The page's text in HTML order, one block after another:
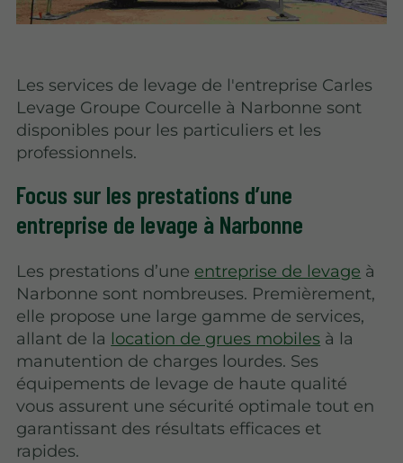
Les services de levage de l'entreprise Carles
Levage Groupe Courcelle à Narbonne sont
disponibles pour les particuliers et les
professionnels.
Focus sur les prestations d’une
entreprise de levage à Narbonne
Les prestations d’une entreprise de levage à
Narbonne sont nombreuses. Premièrement,
elle propose une large gamme de services,
allant de la location de grues mobiles à la
manutention de charges lourdes. Ses
équipements de levage de haute qualité
vous assurent une sécurité optimale tout en
garantissant des résultats efficaces et
rapides.